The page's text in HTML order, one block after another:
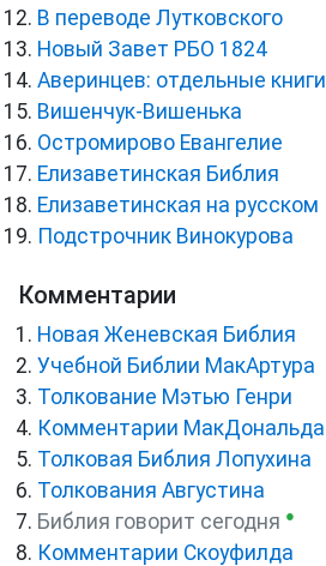
В переводе Лутковского
Новый Завет РБО 1824
Аверинцев: отдельные книги
Вишенчук-Вишенька
Остромирово Евангелие
Елизаветинская Библия
Елизаветинская на русском
Подстрочник Винокурова
Комментарии
Новая Женевская Библия
Учебной Библии МакАртура
Толкование Мэтью Генри
Комментарии МакДональда
Толковая Библия Лопухина
Толкования Августина
Библия говорит сегодня ●
Комментарии Скоуфилда